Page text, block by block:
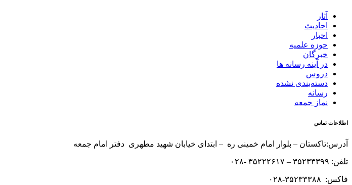
آثار
احادیث
اخبار
حوزه علمیه
خبرگان
در آینه رسانه ها
دروس
دسته‌بندی نشده
رسانه
نماز جمعه
اطلاعات تماس
آدرس:تاکستان – بلوار امام خمینی ره – ابتدای خیابان شهید مطهری دفتر امام جمعه
تلفن: ۳۵۲۳۳۳۹۹ – ۳۵۲۲۲۶۱۷ -۰۲۸
فاکس: ۳۵۲۳۳۳۸۸-۰۲۸